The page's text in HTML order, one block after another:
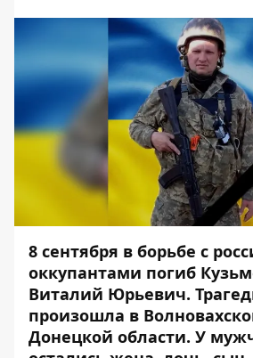
8 сентября в борьбе с
оккупантами погиб
Виталий Юрьевич.
произошла в
Донецкой области. У